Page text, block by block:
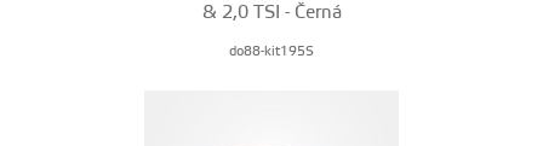
& 2,0 TSI - Černá
do88-kit195S